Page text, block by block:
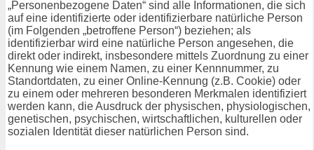
„Personenbezogene Daten“ sind alle Informationen, die sich
auf eine identifizierte oder identifizierbare natürliche Person
(im Folgenden „betroffene Person“) beziehen; als
identifizierbar wird eine natürliche Person angesehen, die
direkt oder indirekt, insbesondere mittels Zuordnung zu einer
Kennung wie einem Namen, zu einer Kennnummer, zu
Standortdaten, zu einer Online-Kennung (z.B. Cookie) oder
zu einem oder mehreren besonderen Merkmalen identifiziert
werden kann, die Ausdruck der physischen, physiologischen,
genetischen, psychischen, wirtschaftlichen, kulturellen oder
sozialen Identität dieser natürlichen Person sind.